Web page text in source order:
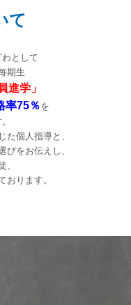
て
として
期生
進学」
率75％ を
た個人指導と、
びをお伝えし、
、
おります。